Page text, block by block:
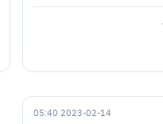
2023-02-14 05:40